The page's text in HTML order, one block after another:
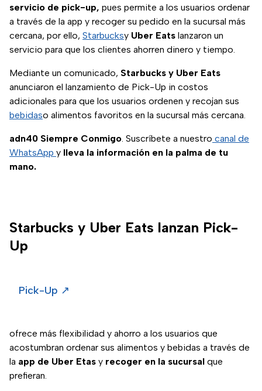
servicio de pick-up, pues permite a los usuarios ordenar
a través de la app y recoger su pedido en la sucursal más
cercana, por ello, Starbucksy Uber Eats lanzaron un
servicio para que los clientes ahorren dinero y tiempo.
Mediante un comunicado, Starbucks y Uber Eats
anunciaron el lanzamiento de Pick-Up in costos
adicionales para que los usuarios ordenen y recojan sus
bebidaso alimentos favoritos en la sucursal más cercana.
adn40 Siempre Conmigo. Suscríbete a nuestro canal de
WhatsApp y lleva la información en la palma de tu
mano.
Starbucks y Uber Eats lanzan Pick-
Up
Pick-Up ↗
ofrece más flexibilidad y ahorro a los usuarios que
acostumbran ordenar sus alimentos y bebidas a través de
la app de Uber Etas y recoger en la sucursal que
prefieran.